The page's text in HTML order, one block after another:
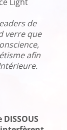
de
verre que
afin